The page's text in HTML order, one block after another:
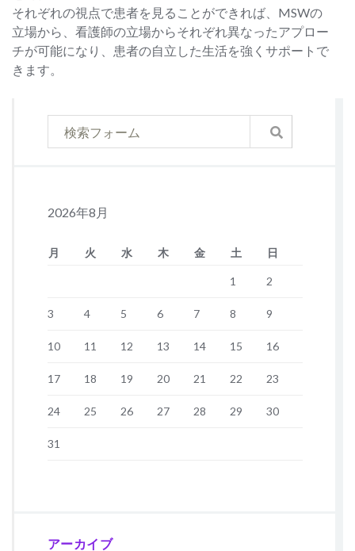
それぞれの視点で患者を見ることができれば、MSWの
立場から、看護師の立場からそれぞれ異なったアプロー
チが可能になり、患者の自立した生活を強くサポートで
きます。
2026年8月
月 火 水 木 金 土 日
1 2
3 4 5 6 7 8 9
10 11 12 13 14 15 16
17 18 19 20 21 22 23
24 25 26 27 28 29 30
31
アーカイブ